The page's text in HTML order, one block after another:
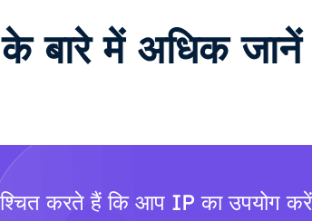
बारे में अधिक जानें
करते हैं कि आप IP का उपयोग